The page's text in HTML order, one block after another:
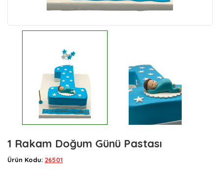
1 Rakam Doğum Günü Pastası
Ürün Kodu: 26501